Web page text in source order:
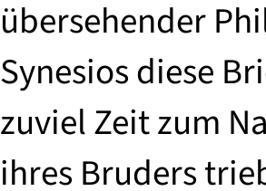
übersehender
Synesios diese
zuviel Zeit zum
ihres Bruders